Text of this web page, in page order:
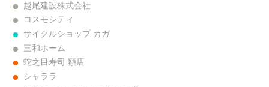
越尾建設株式会社
コスモシティ
サイクルショップ カガ
三和ホーム
蛇之目寿司 額店
シャララ